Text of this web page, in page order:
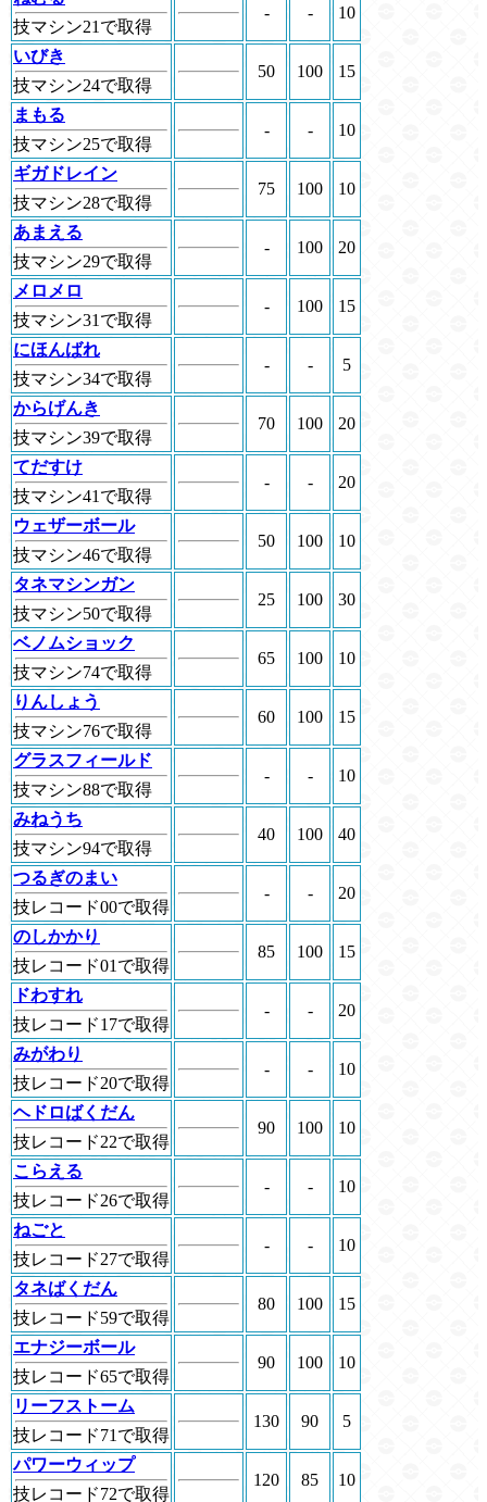
技マシン21で取得
- - 10
いびき
技マシン24で取得
50 100 15
まもる
技マシン25で取得
- - 10
ギガドレイン
技マシン28で取得
75 100 10
あまえる
技マシン29で取得
- 100 20
メロメロ
技マシン31で取得
- 100 15
にほんばれ
技マシン34で取得
- - 5
からげんき
技マシン39で取得
70 100 20
てだすけ
技マシン41で取得
- - 20
ウェザーボール
技マシン46で取得
50 100 10
タネマシンガン
技マシン50で取得
25 100 30
ベノムショック
技マシン74で取得
65 100 10
りんしょう
技マシン76で取得
60 100 15
グラスフィールド
技マシン88で取得
- - 10
みねうち
技マシン94で取得
40 100 40
つるぎのまい
技レコード00で取得
- - 20
のしかかり
技レコード01で取得
85 100 15
ドわすれ
技レコード17で取得
- - 20
みがわり
技レコード20で取得
- - 10
ヘドロばくだん
技レコード22で取得
90 100 10
こらえる
技レコード26で取得
- - 10
ねごと
技レコード27で取得
- - 10
タネばくだん
技レコード59で取得
80 100 15
エナジーボール
技レコード65で取得
90 100 10
リーフストーム
技レコード71で取得
130 90 5
パワーウィップ
技レコード72で取得
120 85 10